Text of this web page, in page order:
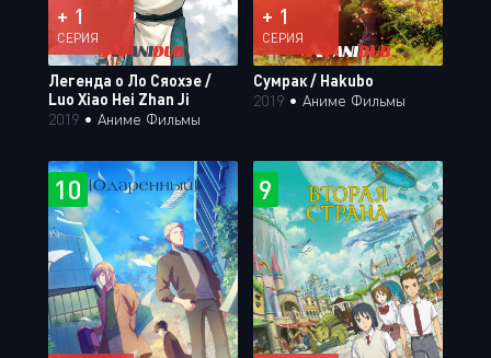
+ 1
СЕРИЯ
Легенда о Ло Сяохэе /
Luo Xiao Hei Zhan Ji
2019 • Аниме Фильмы
+ 1
СЕРИЯ
Сумрак / Hakubo
2019 • Аниме Фильмы
10 9